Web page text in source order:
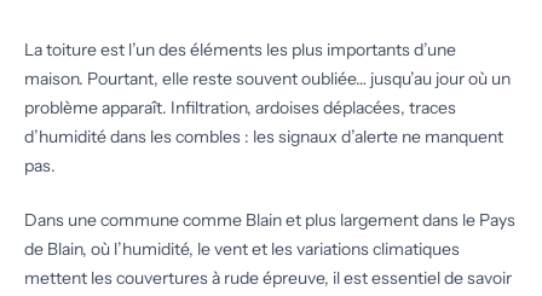
La toiture est l’un des éléments les plus importants d’une
maison. Pourtant, elle reste souvent oubliée… jusqu’au jour où un
problème apparaît. Infiltration, ardoises déplacées, traces
d’humidité dans les combles : les signaux d’alerte ne manquent
pas.
Dans une commune comme Blain et plus largement dans le Pays
de Blain, où l’humidité, le vent et les variations climatiques
mettent les couvertures à rude épreuve, il est essentiel de savoir